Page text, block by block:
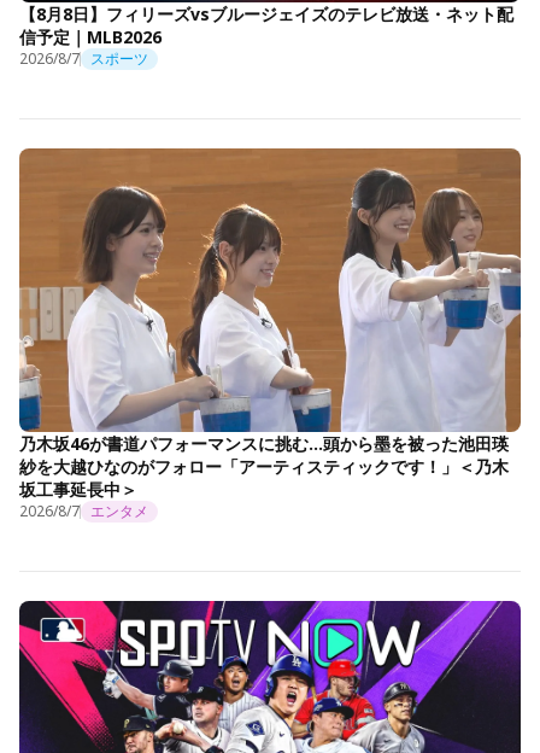
【8月8日】フィリーズvsブルージェイズのテレビ放送・ネット配
信予定｜MLB2026
2026/8/7 スポーツ
乃木坂46が書道パフォーマンスに挑む…頭から墨を被った池田瑛
紗を大越ひなのがフォロー「アーティスティックです！」＜乃木
坂工事延長中＞
2026/8/7 エンタメ